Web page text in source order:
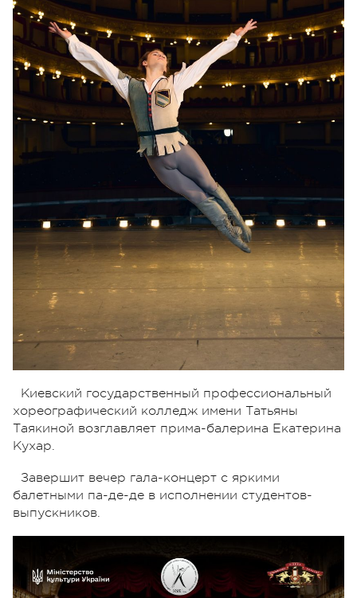
Киевский государственный профессиональный
хореографический колледж имени Татьяны
Таякиной возглавляет прима-балерина Екатерина
Кухар.
Завершит вечер гала-концерт с яркими
балетными па-де-де в исполнении студентов-
выпускников.